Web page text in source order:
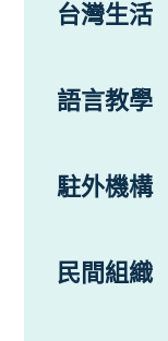
台灣生活
語言教學
駐外機構
民間組織